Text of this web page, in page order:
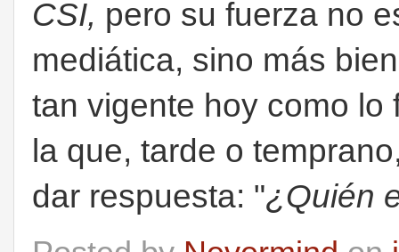
CSI, pero su fuerza no
mediática, sino más
tan vigente hoy como
la que, tarde o
dar respuesta: "¿Quién